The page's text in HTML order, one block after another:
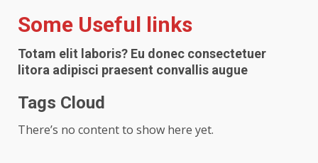
Some Useful links
Totam elit laboris? Eu donec consectetuer
litora adipisci praesent convallis augue
Tags Cloud
There’s no content to show here yet.